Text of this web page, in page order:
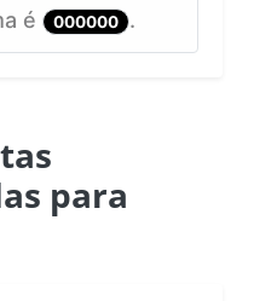
é
000000 .
para